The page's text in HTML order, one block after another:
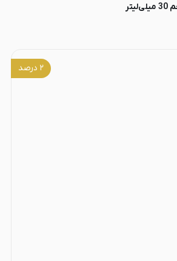
۲ درصد